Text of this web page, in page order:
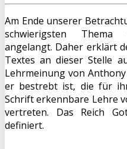
Am Ende unserer
schwierigsten
angelangt. Daher erklärt
Textes an dieser Stelle
Lehrmeinung von
er bestrebt ist, die für
Schrift erkennbare Lehre
vertreten. Das Reich
definiert.